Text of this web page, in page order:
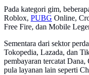
Pada kategori gim,
Roblox, PUBG Online,
Free Fire, dan Mobile
Sementara dari sektor
Tokopedia, Lazada, dan
pembayaran tercatat
pula layanan lain seperti